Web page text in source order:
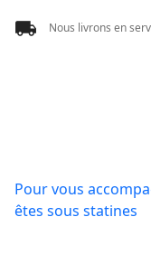
Nous livrons en
Pour vous
êtes sous statines